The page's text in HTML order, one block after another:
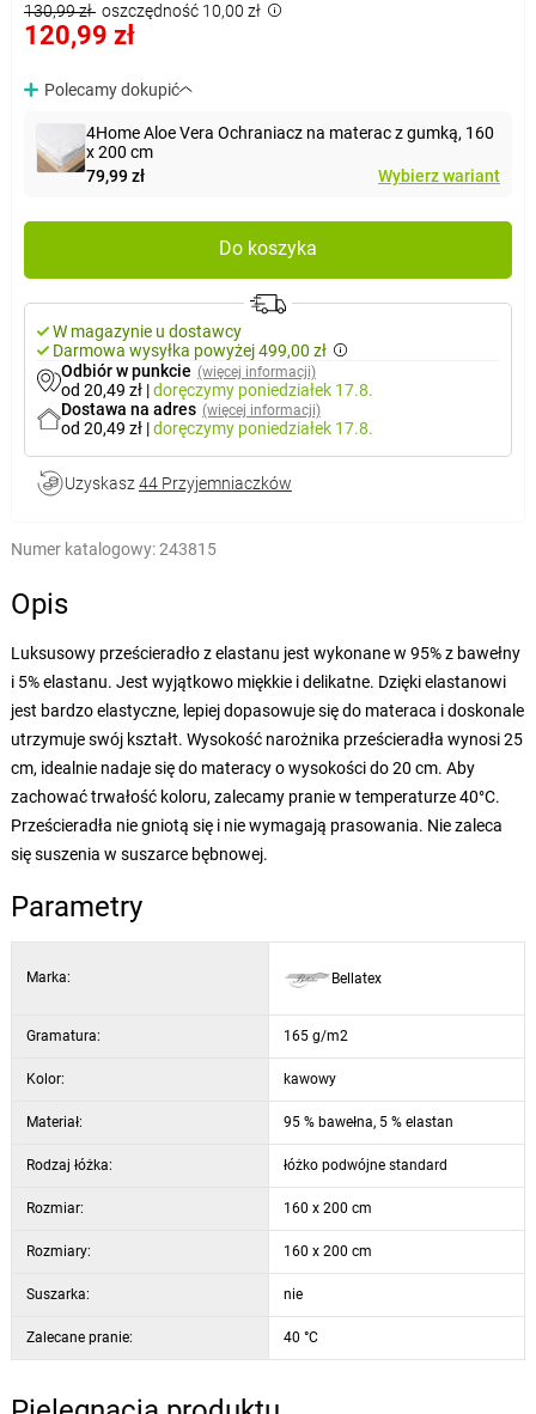
130,99 zł oszczędność 10,00 zł
120,99 zł
Polecamy dokupić
4Home Aloe Vera Ochraniacz na materac z gumką, 160
x 200 cm
79,99 zł
Wybierz wariant
Do koszyka
W magazynie u dostawcy
Darmowa wysyłka powyżej 499,00 zł
Odbiór w punkcie (więcej informacji)
od 20,49 zł |doręczymy poniedziałek 17.8.
Dostawa na adres (więcej informacji)
od 20,49 zł |doręczymy poniedziałek 17.8.
Uzyskasz 44 Przyjemniaczków
Numer katalogowy:243815
Opis
Luksusowy prześcieradło z elastanu jest wykonane w 95% z bawełny
i 5% elastanu. Jest wyjątkowo miękkie i delikatne. Dzięki elastanowi
jest bardzo elastyczne, lepiej dopasowuje się do materaca i doskonale
utrzymuje swój kształt. Wysokość narożnika prześcieradła wynosi 25
cm, idealnie nadaje się do materacy o wysokości do 20 cm. Aby
zachować trwałość koloru, zalecamy pranie w temperaturze 40°C.
Prześcieradła nie gniotą się i nie wymagają prasowania. Nie zaleca
się suszenia w suszarce bębnowej.
Parametry
Marka: Bellatex
Gramatura: 165 g/m2
Kolor: kawowy
Materiał: 95 % bawełna, 5 % elastan
Rodzaj łóżka: łóżko podwójne standard
Rozmiar: 160 x 200 cm
Rozmiary: 160 x 200 cm
Suszarka: nie
Zalecane pranie: 40 °C